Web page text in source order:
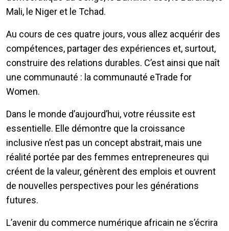
Mali, le Niger et le Tchad.
Au cours de ces quatre jours, vous allez acquérir des
compétences, partager des expériences et, surtout,
construire des relations durables. C’est ainsi que naît
une communauté : la communauté eTrade for
Women.
Dans le monde d’aujourd’hui, votre réussite est
essentielle. Elle démontre que la croissance
inclusive n’est pas un concept abstrait, mais une
réalité portée par des femmes entrepreneures qui
créent de la valeur, génèrent des emplois et ouvrent
de nouvelles perspectives pour les générations
futures.
L’avenir du commerce numérique africain ne s’écrira